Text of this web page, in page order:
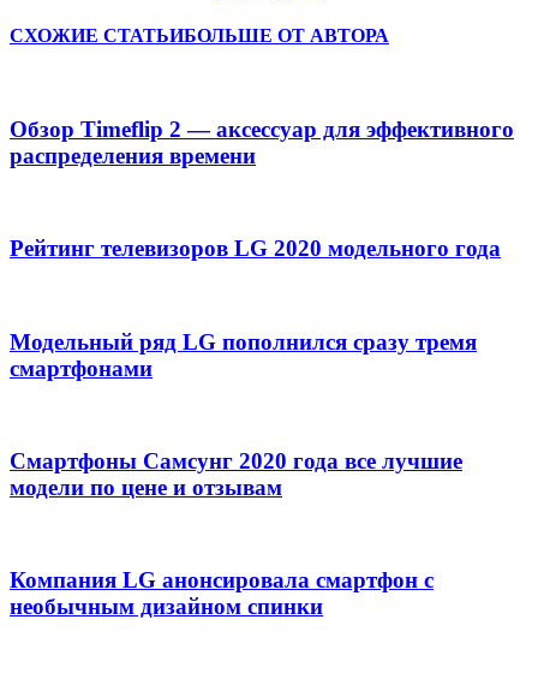
СХОЖИЕ СТАТЬИБОЛЬШЕ ОТ АВТОРА
Обзор Timeflip 2 — аксессуар для эффективного
распределения времени
Рейтинг телевизоров LG 2020 модельного года
Модельный ряд LG пополнился сразу тремя
смартфонами
Смартфоны Самсунг 2020 года все лучшие
модели по цене и отзывам
Компания LG анонсировала смартфон с
необычным дизайном спинки